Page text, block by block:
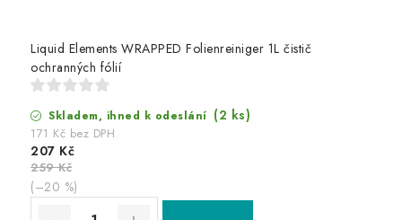
Liquid Elements WRAPPED Folienreiniger 1L čistič
ochranných fólií
Skladem, ihned k odeslání (2 ks)
171 Kč bez DPH
207 Kč
259 Kč
(–20 %)